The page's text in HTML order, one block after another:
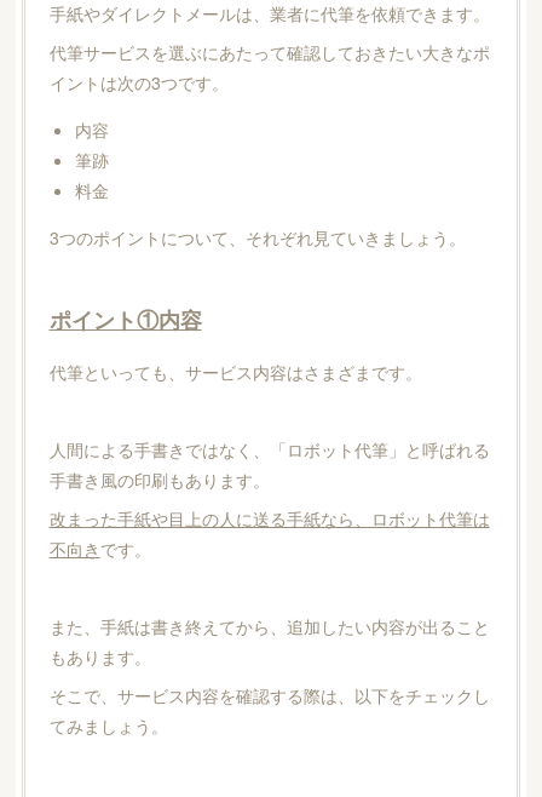
手紙やダイレクトメールは、業者に代筆を依頼できます。
代筆サービスを選ぶにあたって確認しておきたい大きなポ
イントは次の3つです。
内容
筆跡
料金
3つのポイントについて、それぞれ見ていきましょう。
ポイント①内容
代筆といっても、サービス内容はさまざまです。
人間による手書きではなく、「ロボット代筆」と呼ばれる
手書き風の印刷もあります。
改まった手紙や目上の人に送る手紙なら、ロボット代筆は
不向き です。
また、手紙は書き終えてから、追加したい内容が出ること
もあります。
そこで、サービス内容を確認する際は、以下をチェックし
てみましょう。